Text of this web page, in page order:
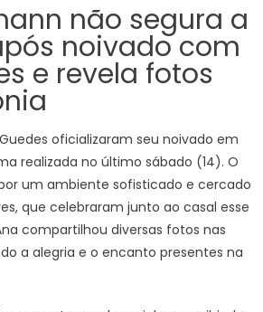
não segura a
noivado com
e revela fotos
oficializaram seu noivado em
realizada no último sábado (14). O
um ambiente sofisticado e cercado
que celebraram junto ao casal esse
compartilhou diversas fotos nas
a alegria e o encanto presentes na